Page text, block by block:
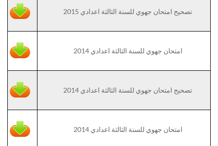
تصحيح امتحان جهوي للسنة الثالثة اعدادي 2015
امتحان جهوي للسنة الثالثة اعدادي 2014
تصحيح امتحان جهوي للسنة الثالثة اعدادي 2014
امتحان جهوي للسنة الثالثة اعدادي 2014